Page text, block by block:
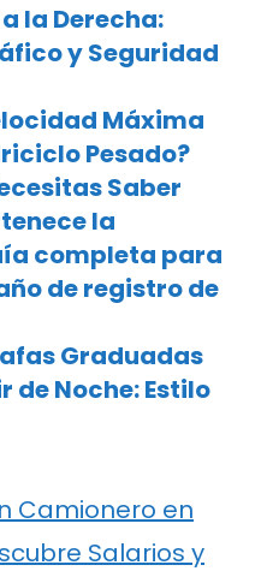
la Derecha:
y Seguridad
Máxima
Pesado?
Saber
la
completa para
de registro de
Graduadas
de Noche: Estilo
Camionero en
Salarios y